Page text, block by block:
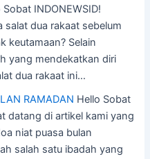
INDONEWSID!
salat dua rakaat sebelum
keutamaan? Selain
yang mendekatkan diri
dua rakaat ini…
RAMADAN Hello Sobat
datang di artikel kami yang
niat puasa bulan
salah satu ibadah yang